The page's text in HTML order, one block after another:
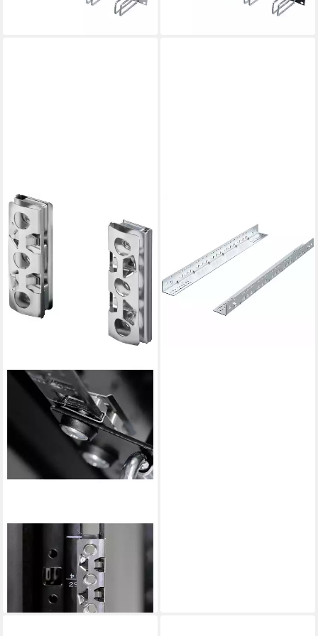
lieferbar - in 2-3 Werktagen bei dir lieferbar - in 2-3 Werktagen bei dir
Netzwerkschrank 19″-
Fastener, 1HE mit
Kontaktierung 2090000
ab 34,94 €
lieferbar - in 2-3 Werktagen bei dir
Gleitschienen, Festeinbau, 1
HE, 645 mm 2 Stück
5501.440
44,94 €
lieferbar - in 2-3 Werktagen bei dir